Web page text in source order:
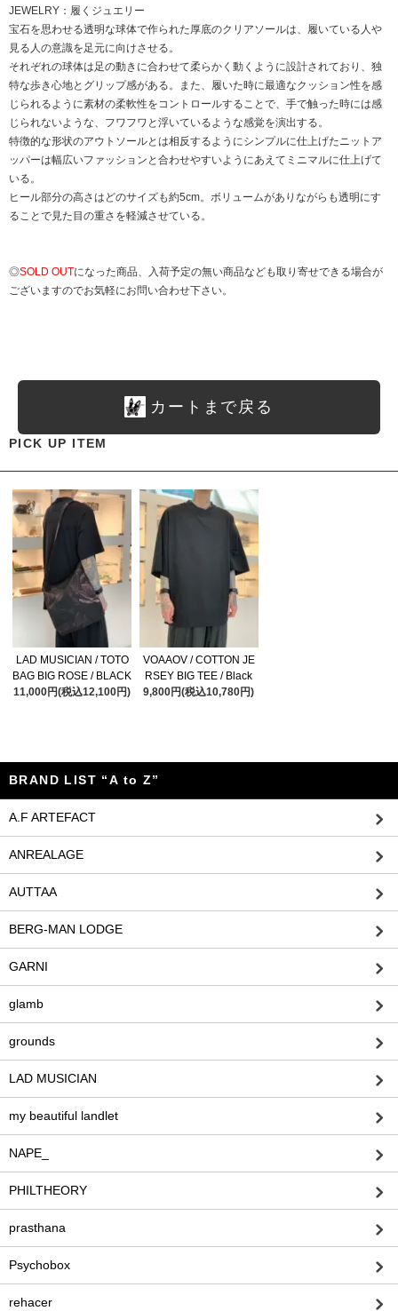
JEWELRY：履くジュエリー
宝石を思わせる透明な球体で作られた厚底のクリアソールは、履いている人や
見る人の意識を足元に向けさせる。
それぞれの球体は足の動きに合わせて柔らかく動くように設計されており、独
特な歩き心地とグリップ感がある。また、履いた時に最適なクッション性を感
じられるように素材の柔軟性をコントロールすることで、手で触った時には感
じられないような、フワフワと浮いているような感覚を演出する。
特徴的な形状のアウトソールとは相反するようにシンプルに仕上げたニットア
ッパーは幅広いファッションと合わせやすいようにあえてミニマルに仕上げて
いる。
ヒール部分の高さはどのサイズも約5cm。ボリュームがありながらも透明にす
ることで見た目の重さを軽減させている。
◎SOLD OUTになった商品、入荷予定の無い商品なども取り寄せできる場合が
ございますのでお気軽にお問い合わせ下さい。
カートまで戻る
PICK UP ITEM
LAD MUSICIAN / TOTO
BAG BIG ROSE / BLACK
11,000円(税込12,100円)
VOAAOV / COTTON JE
RSEY BIG TEE / Black
9,800円(税込10,780円)
BRAND LIST “A to Z”
A.F ARTEFACT
ANREALAGE
AUTTAA
BERG-MAN LODGE
GARNI
glamb
grounds
LAD MUSICIAN
my beautiful landlet
NAPE_
PHILTHEORY
prasthana
Psychobox
rehacer